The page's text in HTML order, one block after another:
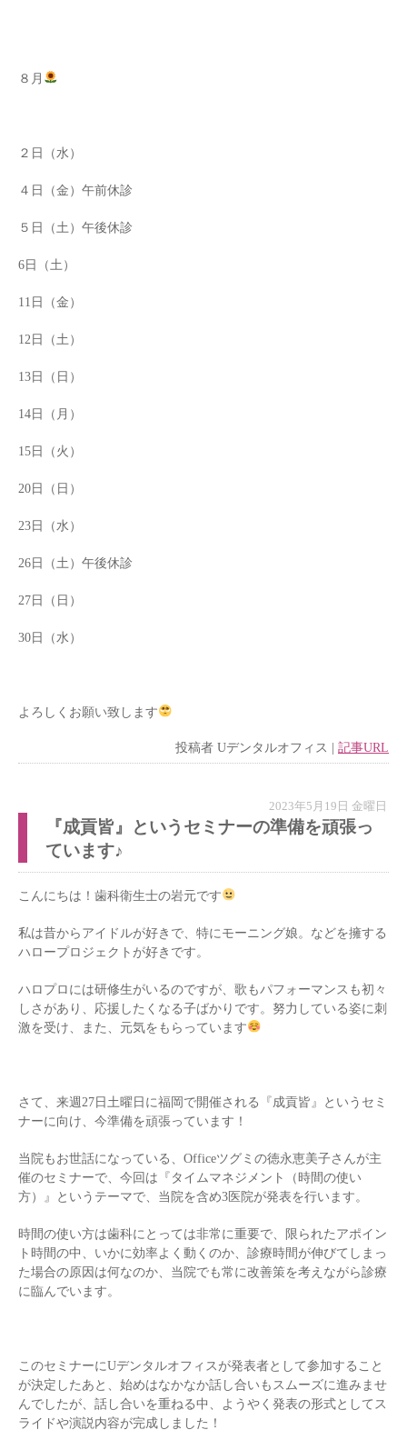
８月
２日（水）
４日（金）午前休診
５日（土）午後休診
6日（土）
11日（金）
12日（土）
13日（日）
14日（月）
15日（火）
20日（日）
23日（水）
26日（土）午後休診
27日（日）
30日（水）
よろしくお願い致します
投稿者 Uデンタルオフィス | 記事URL
2023年5月19日 金曜日
『成貢皆』というセミナーの準備を頑張っ
ています♪
こんにちは！歯科衛生士の岩元です
私は昔からアイドルが好きで、特にモーニング娘。などを擁する
ハロープロジェクトが好きです。
ハロプロには研修生がいるのですが、歌もパフォーマンスも初々
しさがあり、応援したくなる子ばかりです。努力している姿に刺
激を受け、また、元気をもらっています
さて、来週27日土曜日に福岡で開催される『成貢皆』というセミ
ナーに向け、今準備を頑張っています！
当院もお世話になっている、Officeツグミの徳永恵美子さんが主
催のセミナーで、今回は『タイムマネジメント（時間の使い
方）』というテーマで、当院を含め3医院が発表を行います。
時間の使い方は歯科にとっては非常に重要で、限られたアポイン
ト時間の中、いかに効率よく動くのか、診療時間が伸びてしまっ
た場合の原因は何なのか、当院でも常に改善策を考えながら診療
に臨んでいます。
このセミナーにUデンタルオフィスが発表者として参加すること
が決定したあと、始めはなかなか話し合いもスムーズに進みませ
んでしたが、話し合いを重ねる中、ようやく発表の形式としてス
ライドや演説内容が完成しました！